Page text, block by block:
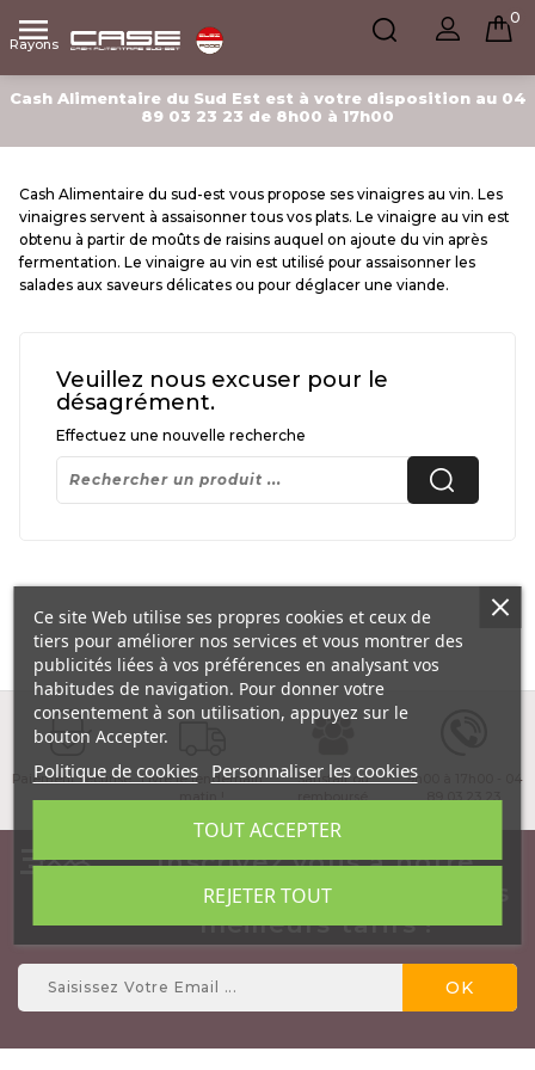

Rayons
0
Cash Alimentaire du Sud Est est à votre disposition au 04
89 03 23 23 de 8h00 à 17h00
Cash Alimentaire du sud-est vous propose ses vinaigres au vin. Les
vinaigres servent à assaisonner tous vos plats. Le vinaigre au vin est
obtenu à partir de moûts de raisins auquel on ajoute du vin après
fermentation. Le vinaigre au vin est utilisé pour assaisonner les
salades aux saveurs délicates ou pour déglacer une viande.
Veuillez nous excuser pour le
désagrément.
Effectuez une nouvelle recherche
Paiement sécurisé
Livré le lendemain
matin !
Satisfait ou
remboursé
9h00 à 17h00 - 04
89 03 23 23
Inscrivez vous à notre
NewsLetter et profitez des
meilleurs tarifs !
Ce site Web utilise ses propres cookies et ceux de
tiers pour améliorer nos services et vous montrer des
publicités liées à vos préférences en analysant vos
habitudes de navigation. Pour donner votre
consentement à son utilisation, appuyez sur le
bouton Accepter.
Politique de cookies Personnaliser les cookies
REJETER TOUT
TOUT ACCEPTER